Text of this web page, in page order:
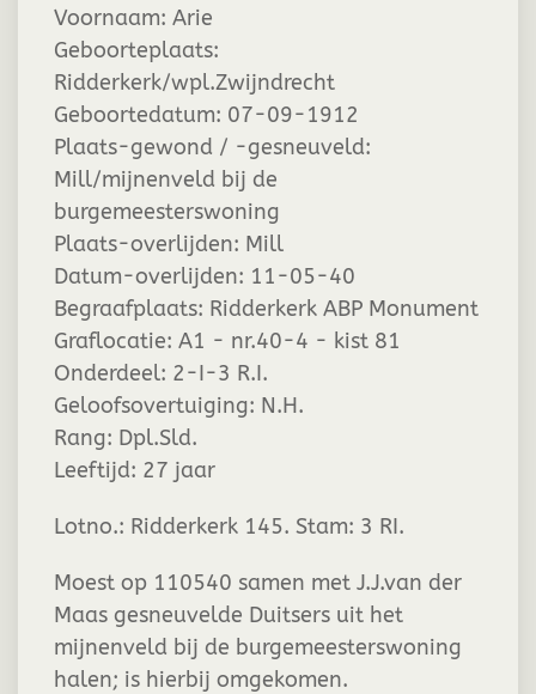
Voornaam: Arie
Geboorteplaats:
Ridderkerk/wpl.Zwijndrecht
Geboortedatum: 07-09-1912
Plaats-gewond / -gesneuveld:
Mill/mijnenveld bij de
burgemeesterswoning
Plaats-overlijden: Mill
Datum-overlijden: 11-05-40
Begraafplaats: Ridderkerk ABP Monument
Graflocatie: A1 - nr.40-4 - kist 81
Onderdeel: 2-I-3 R.I.
Geloofsovertuiging: N.H.
Rang: Dpl.Sld.
Leeftijd: 27 jaar
Lotno.: Ridderkerk 145. Stam: 3 RI.
Moest op 110540 samen met J.J.van der
Maas gesneuvelde Duitsers uit het
mijnenveld bij de burgemeesterswoning
halen; is hierbij omgekomen.